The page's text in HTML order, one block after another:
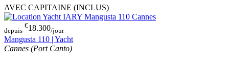
AVEC CAPITAINE (INCLUS)
depuis
€18.300/jour
Mangusta 110 | Yacht
Cannes (Port Canto)